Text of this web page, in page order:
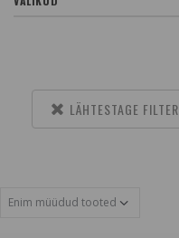
LÄHTESTAGE FILTER